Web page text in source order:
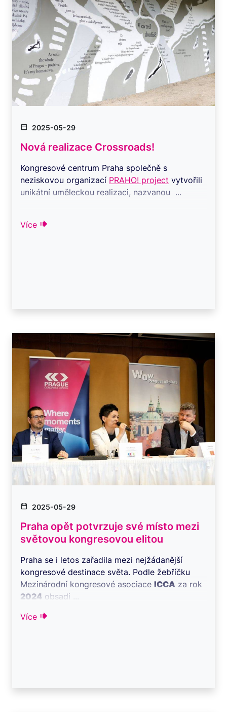
2025-05-29
Nová realizace Crossroads!
Kongresové centrum Praha společně s
neziskovou organizací PRAHO! project vytvořili
unikátní uměleckou realizaci, nazvanou ...
Více
2025-05-29
Praha opět potvrzuje své místo mezi
světovou kongresovou elitou
Praha se i letos zařadila mezi nejžádanější
kongresové destinace světa. Podle žebříčku
Mezinárodní kongresové asociace ICCA za rok
2024 obsadi ...
Více